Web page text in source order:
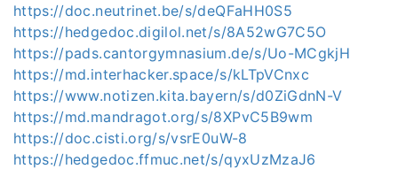
https://doc.neutrinet.be/s/deQFaHH0S5
https://hedgedoc.digilol.net/s/8A52wG7C5O
https://pads.cantorgymnasium.de/s/Uo-MCgkjH
https://md.interhacker.space/s/kLTpVCnxc
https://www.notizen.kita.bayern/s/d0ZiGdnN-V
https://md.mandragot.org/s/8XPvC5B9wm
https://doc.cisti.org/s/vsrE0uW-8
https://hedgedoc.ffmuc.net/s/qyxUzMzaJ6